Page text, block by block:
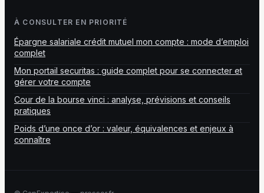
À CONSULTER EN PRIORITÉ
Épargne salariale crédit mutuel mon compte : mode d’emploi
complet
Mon portail securitas : guide complet pour se connecter et
gérer votre compte
Cour de la bourse vinci : analyse, prévisions et conseils
pratiques
Poids d’une once d’or : valeur, équivalences et enjeux à
connaître